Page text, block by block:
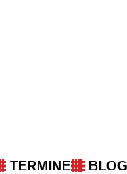
TERMINE BLOG